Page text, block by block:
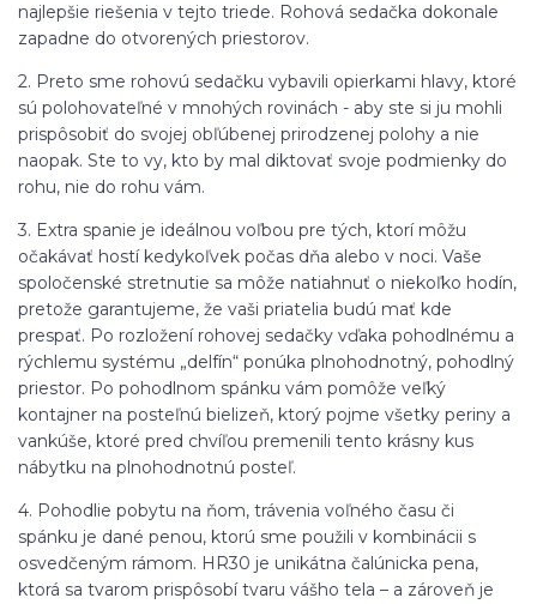
najlepšie riešenia v tejto triede. Rohová sedačka dokonale
zapadne do otvorených priestorov.
2. Preto sme rohovú sedačku vybavili opierkami hlavy, ktoré
sú polohovateľné v mnohých rovinách - aby ste si ju mohli
prispôsobiť do svojej obľúbenej prirodzenej polohy a nie
naopak. Ste to vy, kto by mal diktovať svoje podmienky do
rohu, nie do rohu vám.
3. Extra spanie je ideálnou voľbou pre tých, ktorí môžu
očakávať hostí kedykoľvek počas dňa alebo v noci. Vaše
spoločenské stretnutie sa môže natiahnuť o niekoľko hodín,
pretože garantujeme, že vaši priatelia budú mať kde
prespať. Po rozložení rohovej sedačky vďaka pohodlnému a
rýchlemu systému „delfín“ ponúka plnohodnotný, pohodlný
priestor. Po pohodlnom spánku vám pomôže veľký
kontajner na posteľnú bielizeň, ktorý pojme všetky periny a
vankúše, ktoré pred chvíľou premenili tento krásny kus
nábytku na plnohodnotnú posteľ.
4. Pohodlie pobytu na ňom, trávenia voľného času či
spánku je dané penou, ktorú sme použili v kombinácii s
osvedčeným rámom. HR30 je unikátna čalúnicka pena,
ktorá sa tvarom prispôsobí tvaru vášho tela – a zároveň je